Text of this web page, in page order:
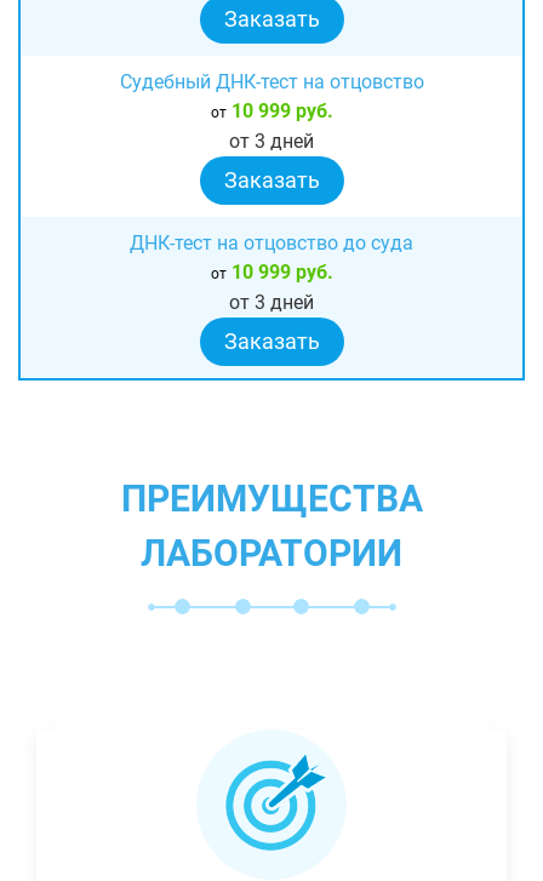
Заказать
Судебный ДНК-тест на отцовство
от10 999 руб.
от 3 дней
Заказать
ДНК-тест на отцовство до суда
от10 999 руб.
от 3 дней
Заказать
ПРЕИМУЩЕСТВА
ЛАБОРАТОРИИ